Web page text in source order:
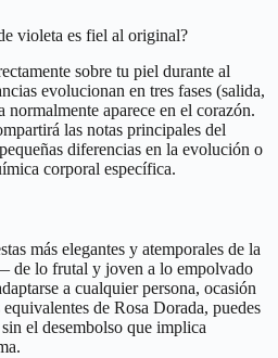
violeta es fiel al original?
sobre tu piel durante al
evolucionan en tres fases (salida,
aparece en el corazón.
las notas principales del
diferencias en la evolución o
corporal específica.
más elegantes y atemporales de la
de lo frutal y joven a lo empolvado
a cualquier persona, ocasión
de Rosa Dorada, puedes
el desembolso que implica